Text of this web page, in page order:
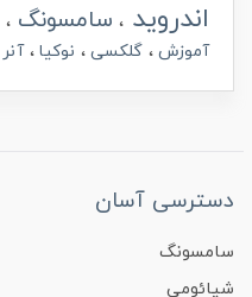
اندروید سامسونگ
آموزش
گلکسی نوکیا آنر
دسترسی آسان
سامسونگ
شیائومی